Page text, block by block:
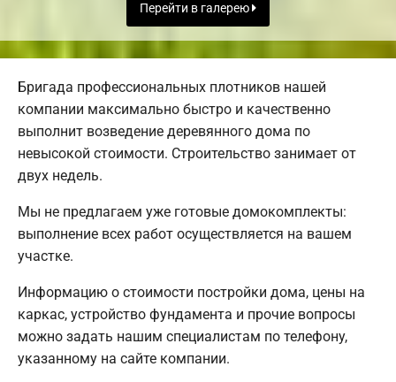
Перейти в галерею
Бригада профессиональных плотников нашей
компании максимально быстро и качественно
выполнит возведение деревянного дома по
невысокой стоимости. Строительство занимает от
двух недель.
Мы не предлагаем уже готовые домокомплекты:
выполнение всех работ осуществляется на вашем
участке.
Информацию о стоимости постройки дома, цены на
каркас, устройство фундамента и прочие вопросы
можно задать нашим специалистам по телефону,
указанному на сайте компании.